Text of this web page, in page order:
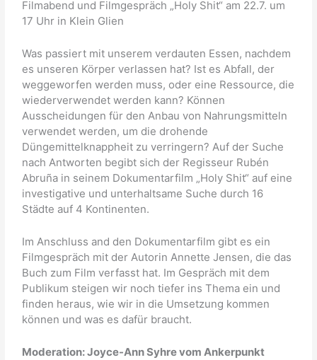
Filmabend und Filmgespräch „Holy Shit“ am 22.7. um
17 Uhr in Klein Glien
Was passiert mit unserem verdauten Essen, nachdem
es unseren Körper verlassen hat? Ist es Abfall, der
weggeworfen werden muss, oder eine Ressource, die
wiederverwendet werden kann? Können
Ausscheidungen für den Anbau von Nahrungsmitteln
verwendet werden, um die drohende
Düngemittelknappheit zu verringern? Auf der Suche
nach Antworten begibt sich der Regisseur Rubén
Abruña in seinem Dokumentarfilm „Holy Shit“ auf eine
investigative und unterhaltsame Suche durch 16
Städte auf 4 Kontinenten.
Im Anschluss and den Dokumentarfilm gibt es ein
Filmgespräch mit der Autorin Annette Jensen, die das
Buch zum Film verfasst hat. Im Gespräch mit dem
Publikum steigen wir noch tiefer ins Thema ein und
finden heraus, wie wir in die Umsetzung kommen
können und was es dafür braucht.
Moderation: Joyce-Ann Syhre vom Ankerpunkt